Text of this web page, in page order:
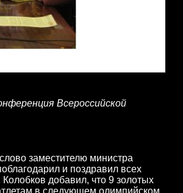
Всероссийской
заместителю министра
и поздравил всех
добавил, что 9 золотых
в следующем олимпийском